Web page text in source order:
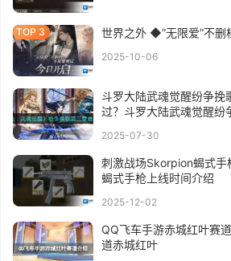
世界之外 ◆”无限爱
2025-10-06
斗罗大陆武魂觉醒纷争挽
过？斗罗大陆武魂觉醒纷
2025-07-30
刺激战场Skorpion蝎式
蝎式手枪上线时间介绍
2025-12-02
QQ飞车手游赤城红叶赛
道赤城红叶